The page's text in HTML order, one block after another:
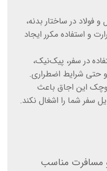
و فولاد در ساختار بدنه،
و استفاده مکرر ایجاد
در سفر، پیک‌نیک،
و حتی شرایط اضطراری.
این اجاق باعث
سفر شما را اشغال نکند.
مسافرت مناسب